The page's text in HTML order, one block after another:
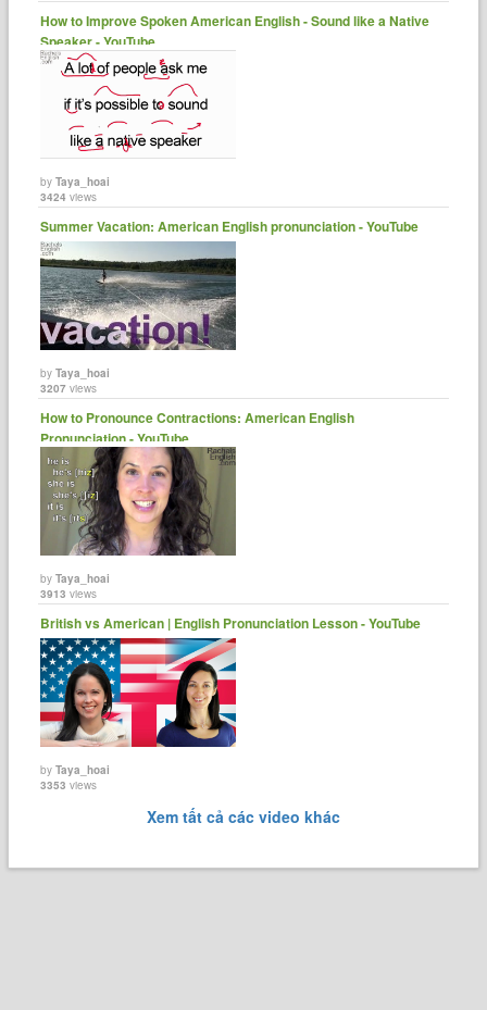
How to Improve Spoken American English - Sound like a Native
Speaker - YouTube
byTaya_hoai
3424 views
Summer Vacation: American English pronunciation - YouTube
byTaya_hoai
3207 views
How to Pronounce Contractions: American English
Pronunciation - YouTube
byTaya_hoai
3913 views
British vs American | English Pronunciation Lesson - YouTube
byTaya_hoai
3353 views
Xem tất cả các video khác